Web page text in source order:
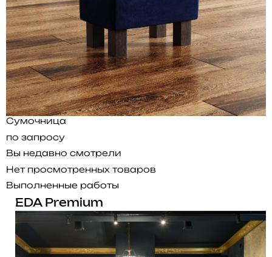
Сумочница
по запросу
Вы недавно смотрели
Нет просмотренных товаров
Выполненные работы
EDA Premium